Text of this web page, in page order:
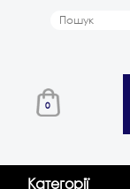
0
Категорії